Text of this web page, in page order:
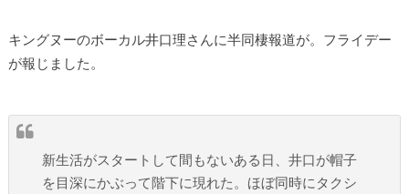
キングヌーのボーカル井口理さんに半同棲報道が。フライデー
が報じました。
新生活がスタートして間もないある日、井口が帽子
を目深にかぶって階下に現れた。ほぼ同時にタクシ